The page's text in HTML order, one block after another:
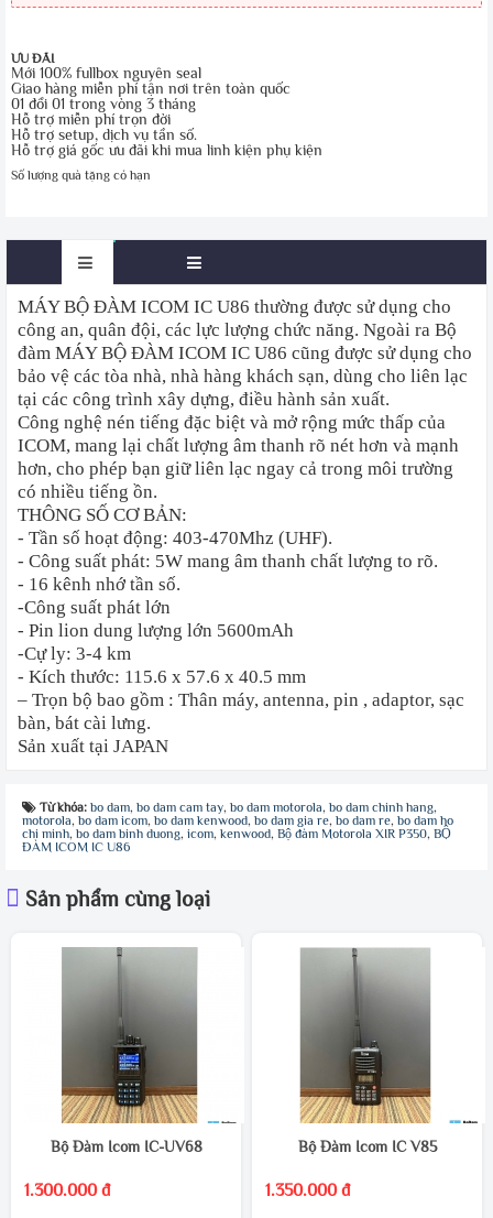
ƯU ĐÃI
Mới 100% fullbox nguyên seal
Giao hàng miễn phí tận nơi trên toàn quốc
01 đổi 01 trong vòng 3 tháng
Hỗ trợ miễn phí trọn đời
Hỗ trợ setup, dịch vụ tần số.
Hỗ trợ giá gốc ưu đãi khi mua linh kiện phụ kiện
Số lượng quà tặng có hạn
MÁY BỘ ĐÀM ICOM IC U86 thường được sử dụng cho
công an, quân đội, các lực lượng chức năng. Ngoài ra Bộ
đàm MÁY BỘ ĐÀM ICOM IC U86 cũng được sử dụng cho
bảo vệ các tòa nhà, nhà hàng khách sạn, dùng cho liên lạc
tại các công trình xây dựng, điều hành sản xuất.
Công nghệ nén tiếng đặc biệt và mở rộng mức thấp của
ICOM, mang lại chất lượng âm thanh rõ nét hơn và mạnh
hơn, cho phép bạn giữ liên lạc ngay cả trong môi trường
có nhiều tiếng ồn.
THÔNG SỐ CƠ BẢN:
- Tần số hoạt động: 403-470Mhz (UHF).
- Công suất phát: 5W mang âm thanh chất lượng to rõ.
- 16 kênh nhớ tần số.
-Công suất phát lớn
- Pin lion dung lượng lớn 5600mAh
-Cự ly: 3-4 km
- Kích thước: 115.6 x 57.6 x 40.5 mm
– Trọn bộ bao gồm : Thân máy, antenna, pin , adaptor, sạc
bàn, bát cài lưng.
Sản xuất tại JAPAN
Từ khóa: bo dam, bo dam cam tay, bo dam motorola, bo dam chinh hang,
motorola, bo dam icom, bo dam kenwood, bo dam gia re, bo dam re, bo dam ho
chi minh, bo dam binh duong, icom, kenwood, Bộ đàm Motorola XIR P350, BỘ
ĐÀM ICOM IC U86
Sản phẩm cùng loại
Bộ Đàm Icom IC-UV68
1.300.000 đ
Bộ Đàm Icom IC V85
1.350.000 đ